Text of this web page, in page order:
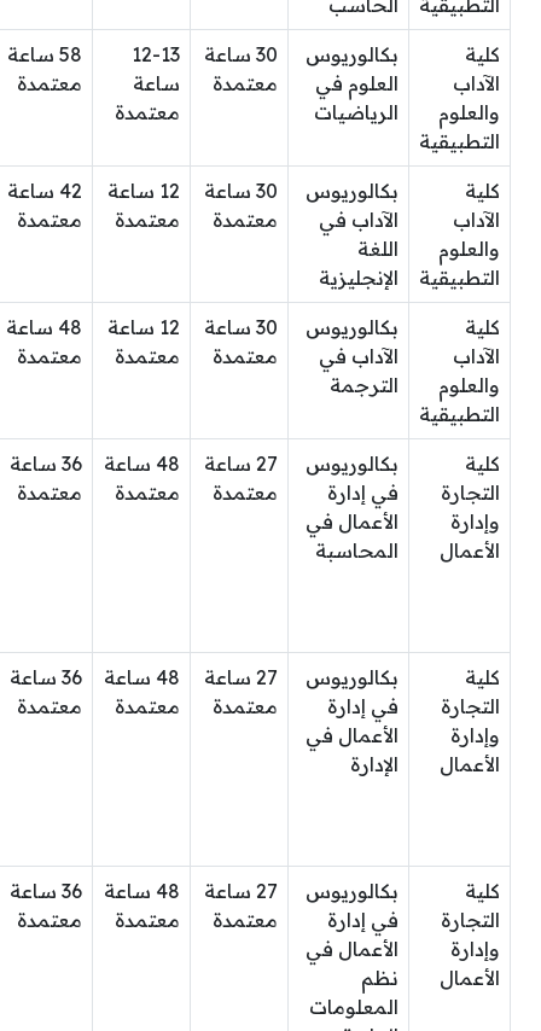
التطبيقية
الحاسب
كلية
الآداب
والعلوم
التطبيقية
بكالوريوس
العلوم في
الرياضيات
30 ساعة
معتمدة
12-13
ساعة
معتمدة
58 ساعة
معتمدة
كلية
الآداب
والعلوم
التطبيقية
بكالوريوس
الآداب في
اللغة
الإنجليزية
30 ساعة
معتمدة
12 ساعة
معتمدة
42 ساعة
معتمدة
كلية
الآداب
والعلوم
التطبيقية
بكالوريوس
الآداب في
الترجمة
30 ساعة
معتمدة
12 ساعة
معتمدة
48 ساعة
معتمدة
كلية
التجارة
وإدارة
الأعمال
بكالوريوس
في إدارة
الأعمال في
المحاسبة
27 ساعة
معتمدة
48 ساعة
معتمدة
36 ساعة
معتمدة
كلية
التجارة
وإدارة
الأعمال
بكالوريوس
في إدارة
الأعمال في
الإدارة
27 ساعة
معتمدة
48 ساعة
معتمدة
36 ساعة
معتمدة
كلية
التجارة
وإدارة
الأعمال
بكالوريوس
في إدارة
الأعمال في
نظم
المعلومات
27 ساعة
معتمدة
48 ساعة
معتمدة
36 ساعة
معتمدة